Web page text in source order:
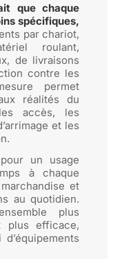
que chaque
spécifiques,
par chariot,
roulant,
de livraisons
contre les
permet
réalités du
accès, les
et les
un usage
à chaque
et
au quotidien.
plus
plus efficace,